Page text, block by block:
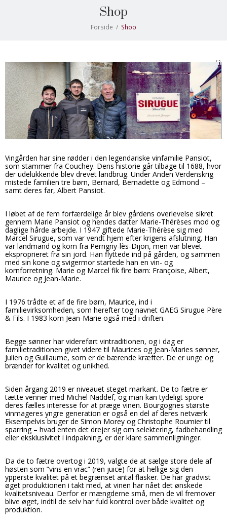
Shop
Forside / Shop
Vingården har sine rødder i den legendariske vinfamilie Pansiot,
som stammer fra Couchey. Dens historie går tilbage til 1688, hvor
der udelukkende blev drevet landbrug. Under Anden Verdenskrig
mistede familien tre børn, Bernard, Bernadette og Edmond –
samt deres far, Albert Pansiot.
I løbet af de fem forfærdelige år blev gårdens overlevelse sikret
gennem Marie Pansiot og hendes datter Marie-Thérèses mod og
daglige hårde arbejde. I 1947 giftede Marie-Thérèse sig med
Marcel Sirugue, som var vendt hjem efter krigens afslutning. Han
var landmand og kom fra Perrigny-lès-Dijon, men var blevet
eksproprieret fra sin jord. Han flyttede ind på gården, og sammen
med sin kone og svigermor startede han en vin- og
kornforretning. Marie og Marcel fik fire børn: Françoise, Albert,
Maurice og Jean-Marie.
I 1976 trådte et af de fire børn, Maurice, ind i
familievirksomheden, som herefter tog navnet GAEG Sirugue Père
& Fils. I 1983 kom Jean-Marie også med i driften.
Begge sønner har videreført vintraditionen, og i dag er
familietraditionen givet videre til Maurices og Jean-Maries sønner,
Julien og Guillaume, som er de bærende kræfter. De er unge og
brænder for kvalitet og unikhed.
Siden årgang 2019 er niveauet steget markant. De to fætre er
tætte venner med Michel Naddef, og man kan tydeligt spore
deres fælles interesse for at præge vinen. Bourgognes største
vinmageres yngre generation er også en del af deres netværk.
Eksempelvis bruger de Simon Morey og Christophe Roumier til
sparring – hvad enten det drejer sig om selektering, fadbehandling
eller eksklusivitet i indpakning, er der klare sammenligninger.
Da de to fætre overtog i 2019, valgte de at sælge store dele af
høsten som ”vins en vrac” (ren juice) for at hellige sig den
ypperste kvalitet på et begrænset antal flasker. De har gradvist
øget produktionen i takt med, at vinen har nået det ønskede
kvalitetsniveau. Derfor er mængderne små, men de vil fremover
blive øget, indtil de selv har fuld kontrol over både kvalitet og
produktion.